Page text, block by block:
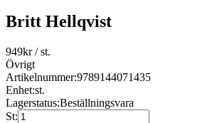
Britt Hellqvist
949kr/ st.
Övrigt
Artikelnummer:9789144071435
Enhet:st.
Lagerstatus:Beställningsvara
St: